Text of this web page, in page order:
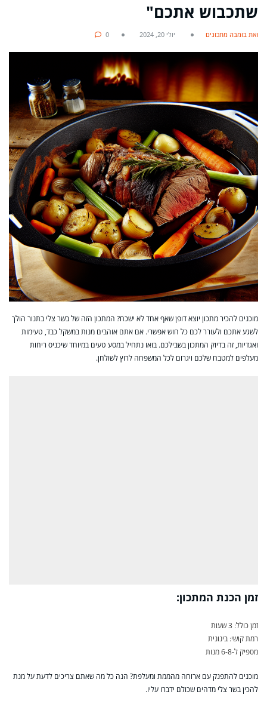
שתכבוש אתכם"
מאת בומבה מתכונים יולי 20, 2024 0
מוכנים להכיר מתכון יוצא דופן שאף אחד לא ישכח? המתכון הזה של בשר צלי בתנור הולך
לשגע אתכם ולעורר לכם כל חוש אפשרי. אם אתם אוהבים מנות במשקל כבד, טעימות
ואגדיות, זה בדיוק המתכון בשבילכם. בואו נתחיל במסע טעים במיוחד שיכניס ריחות
מעלפים למטבח שלכם ויגרום לכל המשפחה לרוץ לשולחן.
זמן הכנת המתכון:
זמן כולל: 3 שעות
רמת קושי: בינונית
מספיק ל-6-8 מנות
מוכנים להתפנק עם ארוחה מהממת ומעלפת? הנה כל מה שאתם צריכים לדעת על מנת
להכין בשר צלי מדהים שכולם ידברו עליו.